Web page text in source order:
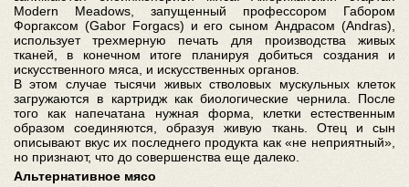
Modern Meadows, запущенный профессором Габором
Форгаксом (Gabor Forgacs) и его сыном Андрасом (Andras),
использует трехмерную печать для производства живых
тканей, в конечном итоге планируя добиться создания и
искусственного мяса, и искусственных органов.
В этом случае тысячи живых стволовых мускульных клеток
загружаются в картридж как биологические чернила. После
того как напечатана нужная форма, клетки естественным
образом соединяются, образуя живую ткань. Отец и сын
описывают вкус их последнего продукта как «не неприятный»,
но признают, что до совершенства еще далеко.
Альтернативное мясо